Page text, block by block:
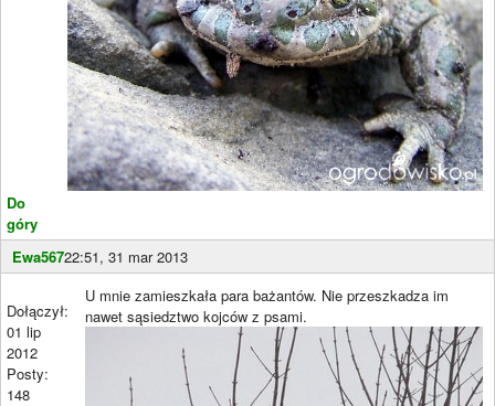
Do
góry
Ewa56722:51, 31 mar 2013
Dołączył:
01 lip
2012
Posty:
148
U mnie zamieszkała para bażantów. Nie przeszkadza im
nawet sąsiedztwo kojców z psami.